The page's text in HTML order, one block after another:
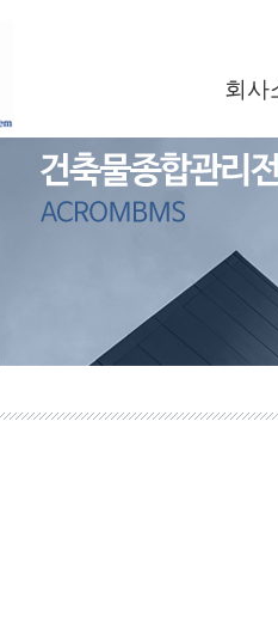
회사
인사말
사업소
찾아